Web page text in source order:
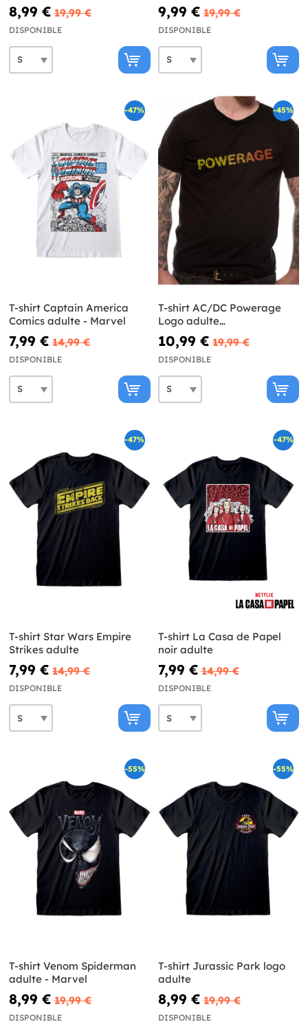
8,99 € 19,99 €
DISPONIBLE
9,99 € 19,99 €
DISPONIBLE
-47%
T-shirt Captain America
Comics adulte - Marvel
7,99 € 14,99 €
DISPONIBLE
-45%
T-shirt AC/DC Powerage
Logo adulte
un+D5:D233isexe
10,99 € 19,99 €
DISPONIBLE
-47%
T-shirt Star Wars Empire
Strikes adulte
7,99 € 14,99 €
DISPONIBLE
-47%
T-shirt La Casa de Papel
noir adulte
7,99 € 14,99 €
DISPONIBLE
-55%
T-shirt Venom Spiderman
adulte - Marvel
8,99 € 19,99 €
DISPONIBLE
-55%
T-shirt Jurassic Park logo
adulte
8,99 € 19,99 €
DISPONIBLE